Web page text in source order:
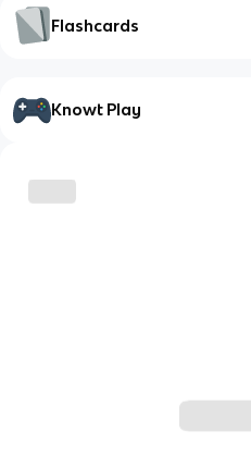
Flashcards
Knowt Play